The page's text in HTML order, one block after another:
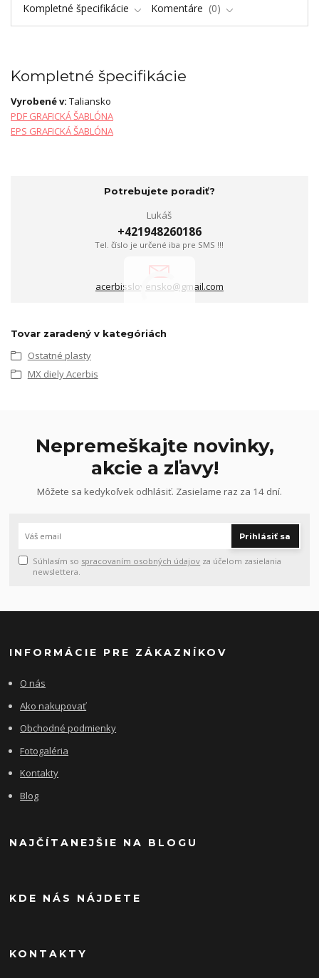
Kompletné špecifikácie Komentáre 0
Kompletné špecifikácie
Vyrobené v: Taliansko
PDF GRAFICKÁ ŠABLÓNA
EPS GRAFICKÁ ŠABLÓNA
Potrebujete poradiť?
Lukáš
+421948260186
Tel. číslo je určené iba pre SMS !!!
acerbisslovensko@gmail.com
Tovar zaradený v kategóriách
Ostatné plasty
MX diely Acerbis
Nepremeškajte novinky,
akcie a zľavy!
Môžete sa kedykoľvek odhlásiť. Zasielame raz za 14 dní.
Prihlásiť sa
Súhlasím so spracovaním osobných údajov za účelom zasielania
newslettera.
INFORMÁCIE PRE ZÁKAZNÍKOV
O nás
Ako nakupovať
Obchodné podmienky
Fotogaléria
Kontakty
Blog
NAJČÍTANEJŠIE NA BLOGU
KDE NÁS NÁJDETE
KONTAKTY